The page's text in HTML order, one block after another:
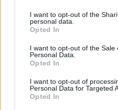
I want to opt-out of the
personal data.
Opted In
I want to opt-out of the Sale
Personal Data.
Opted In
I want to opt-out of
Personal Data for Targeted
Opted In
TAIP PAT